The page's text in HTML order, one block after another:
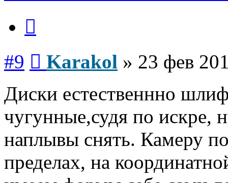
#9 Karakol » 23 фев
Диски естественнно
чугунные,судя по искре,
наплывы снять. Камеру
пределах, на